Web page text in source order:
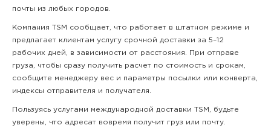
почты из любых городов.
Компания TSM сообщает, что работает в штатном режиме и
предлагает клиентам услугу срочной доставки за 5–12
рабочих дней, в зависимости от расстояния. При отправе
груза, чтобы сразу получить расчет по стоимость и срокам,
сообщите менеджеру вес и параметры посылки или конверта,
индексы отправителя и получателя.
Пользуясь услугами международной доставки TSM, будьте
уверены, что адресат вовремя получит груз или почту.